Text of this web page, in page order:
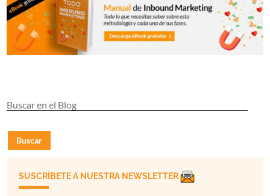
Buscar
SUSCRÍBETE A NUESTRA NEWSLETTER